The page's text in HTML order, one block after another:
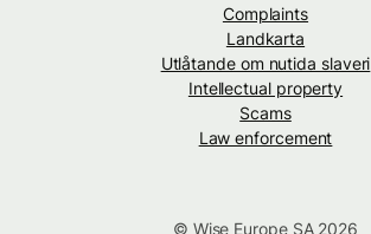
Complaints
Landkarta
Utlåtande om nutida slaveri
Intellectual property
Scams
Law enforcement
© Wise Europe SA 2026